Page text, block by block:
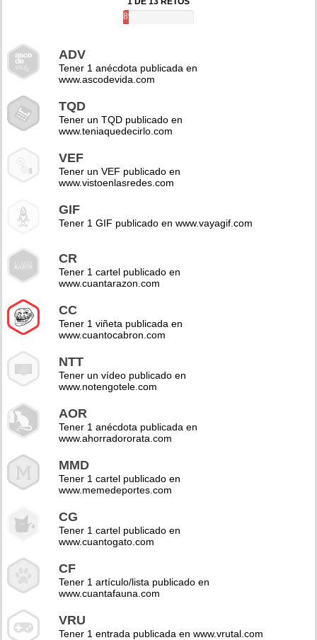
8%
ADV
Tener 1 anécdota publicada en
www.ascodevida.com
TQD
Tener un TQD publicado en
www.teniaquedecirlo.com
VEF
Tener un VEF publicado en
www.vistoenlasredes.com
GIF
Tener 1 GIF publicado en www.vayagif.com
CR
Tener 1 cartel publicado en
www.cuantarazon.com
CC
Tener 1 viñeta publicada en
www.cuantocabron.com
NTT
Tener un vídeo publicado en
www.notengotele.com
AOR
Tener 1 anécdota publicada en
www.ahorradororata.com
MMD
Tener 1 cartel publicado en
www.memedeportes.com
CG
Tener 1 cartel publicado en
www.cuantogato.com
CF
Tener 1 artículo/lista publicado en
www.cuantafauna.com
VRU
Tener 1 entrada publicada en www.vrutal.com